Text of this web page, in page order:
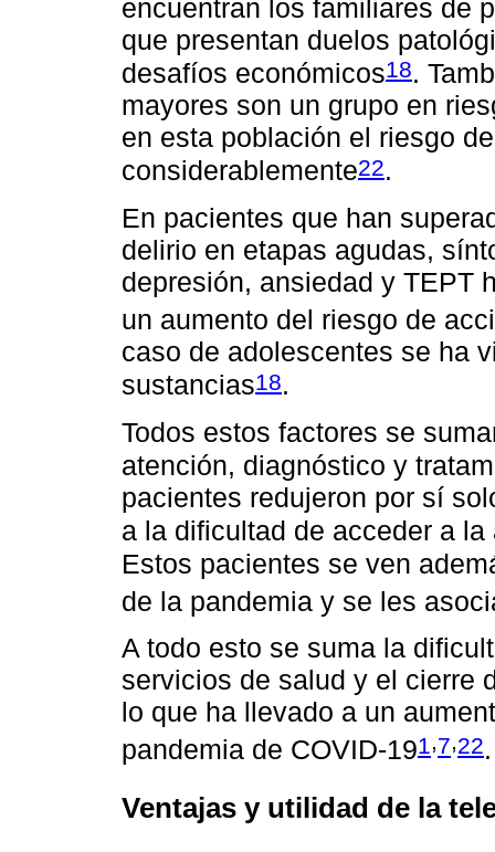
encuentran los familiares de
que presentan duelos
desafíos económicos18.
mayores son un grupo en
en esta población el riesgo
considerablemente22.
En pacientes que han
delirio en etapas agudas,
depresión, ansiedad y TEPT
un aumento del riesgo de
caso de adolescentes se ha
sustancias18.
Todos estos factores se
atención, diagnóstico y
pacientes redujeron por sí
a la dificultad de acceder a
Estos pacientes se ven
de la pandemia y se les
A todo esto se suma la
servicios de salud y el cierre
lo que ha llevado a un
pandemia de COVID-191,7,22.
Ventajas y utilidad de la